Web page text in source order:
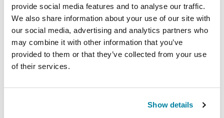
provide social media features and to analyse our traffic.
We also share information about your use of our site with
our social media, advertising and analytics partners who
may combine it with other information that you’ve
provided to them or that they’ve collected from your use
of their services.
Show details
Pódcast: Substantial Matters
Escuche a expertos compartir los
tratamientos, técnicas e investigaciones